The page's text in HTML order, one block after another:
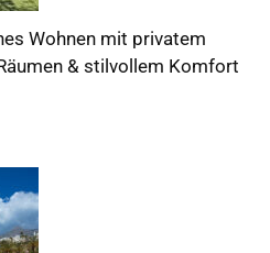
Wohnen mit privatem
& stilvollem Komfort